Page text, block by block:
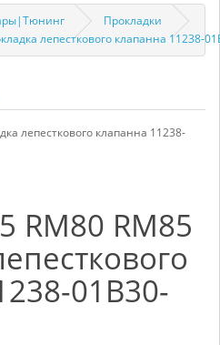
Прокладки
лепесткового клапанна 11238-
лепесткового клапанна 11238-
RM80 RM85
01B30-